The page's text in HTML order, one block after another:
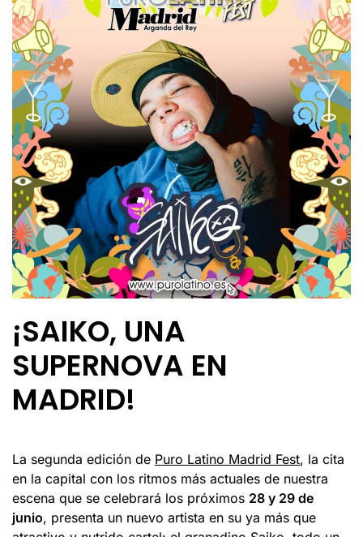
¡SAIKO, UNA
SUPERNOVA EN
MADRID!
La segunda edición de Puro Latino Madrid Fest, la cita
en la capital con los ritmos más actuales de nuestra
escena que se celebrará los próximos 28 y 29 de
junio, presenta un nuevo artista en su ya más que